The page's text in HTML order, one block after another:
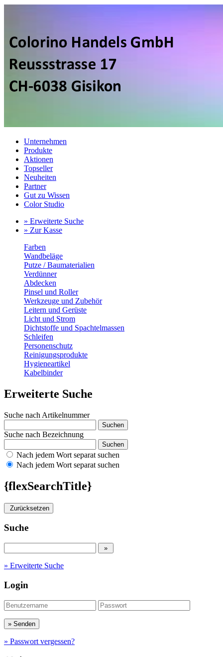
Unternehmen
Produkte
Aktionen
Topseller
Neuheiten
Partner
Gut zu Wissen
Color Studio
» Erweiterte Suche
» Zur Kasse
Farben
Wandbeläge
Putze / Baumaterialien
Verdünner
Abdecken
Pinsel und Roller
Werkzeuge und Zubehör
Leitern und Gerüste
Licht und Strom
Dichtstoffe und Spachtelmassen
Schleifen
Personenschutz
Reinigungsprodukte
Hygieneartikel
Kabelbinder
Erweiterte Suche
Suche nach Artikelnummer
Suchen
Suche nach Bezeichnung
Suchen
Nach jedem Wort separat suchen
Nach jedem Wort separat suchen
{flexSearchTitle}
Zurücksetzen
Suche
» Erweiterte Suche
Login
» Passwort vergessen?